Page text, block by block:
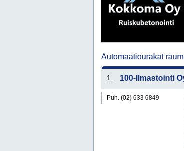
Automaatiourakat
1. 100-Ilmastointi
Puh. (02) 633 6849